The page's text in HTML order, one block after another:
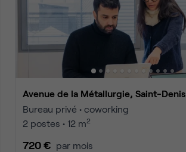
Avenue de la Métallurgie, Saint-Denis
Bureau privé • coworking
2 postes • 12 m2
720 € par mois